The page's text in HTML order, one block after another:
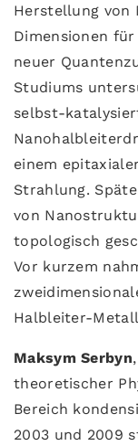
Herstellung von
Dimensionen
neuer
Studiums
selbst-
einem
Strahlung.
von
topologisch
Vor kurzem
Halbleiter-
Maksym Serbyn
theoretischer
Bereich
2003 und 2009